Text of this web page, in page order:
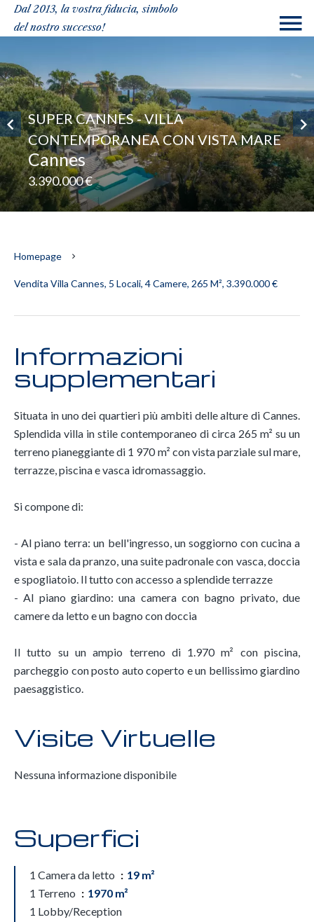
Dal 2013, la vostra fiducia, simbolo
del nostro successo!
SUPER CANNES - VILLA
CONTEMPORANEA CON VISTA MARE
Cannes
3.390.000 €
Homepage
Vendita Villa Cannes, 5 Locali, 4 Camere, 265 M², 3.390.000 €
Informazioni
supplementari
Situata in uno dei quartieri più ambiti delle alture di Cannes.
Splendida villa in stile contemporaneo di circa 265 m² su un
terreno pianeggiante di 1 970 m² con vista parziale sul mare,
terrazze, piscina e vasca idromassaggio.
Si compone di:
- Al piano terra: un bell'ingresso, un soggiorno con cucina a
vista e sala da pranzo, una suite padronale con vasca, doccia
e spogliatoio. Il tutto con accesso a splendide terrazze
- Al piano giardino: una camera con bagno privato, due
camere da letto e un bagno con doccia
Il tutto su un ampio terreno di 1.970 m² con piscina,
parcheggio con posto auto coperto e un bellissimo giardino
paesaggistico.
Visite Virtuelle
Nessuna informazione disponibile
Superfici
1 Camera da letto
19 m²
1 Terreno
1970 m²
1 Lobby/Reception